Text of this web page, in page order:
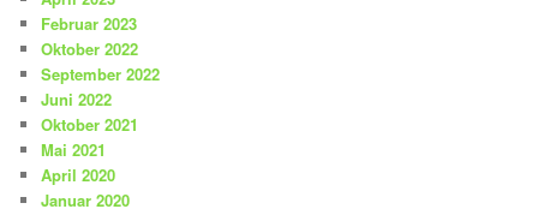
Februar 2023
Oktober 2022
September 2022
Juni 2022
Oktober 2021
Mai 2021
April 2020
Januar 2020